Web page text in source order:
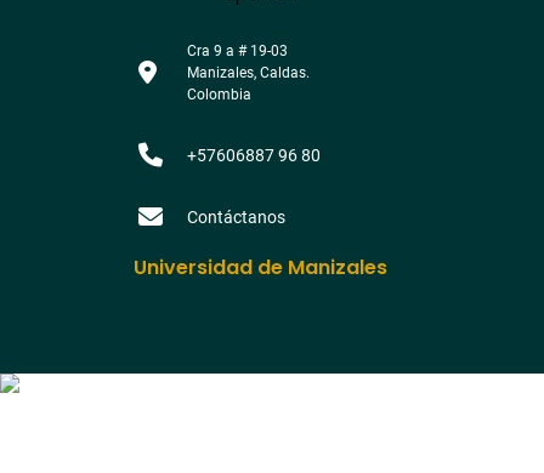
Cra 9 a # 19-03
Manizales, Caldas.
Colombia
+57606887 96 80
Contáctanos
Universidad de Manizales